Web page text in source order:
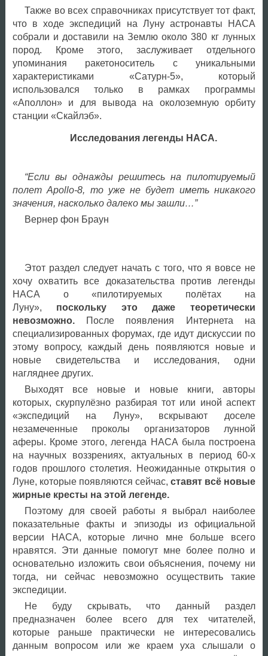
Также во всех справочниках присутствует тот факт,
что в ходе экспедиций на Луну астронавты НАСА
собрали и доставили на Землю около 380 кг лунных
пород. Кроме этого, заслуживает отдельного
упоминания ракетоноситель с уникальными
характеристиками «Сатурн-5», который
использовался только в рамках программы
«Аполлон» и для вывода на околоземную орбиту
станции «Скайлэб».
Исследования легенды НАСА.
“Если вы однажды решитесь на пилотируемый
полет Apollo-8, то уже не будет иметь никакого
значения, насколько далеко мы зашли…”
Вернер фон Браун
Этот раздел следует начать с того, что я вовсе не
хочу охватить все доказательства против легенды
НАСА о «пилотируемых полётах на
Луну», поскольку это даже теоретически
невозможно.
После появления Интернета на
специализированных форумах, где идут дискуссии по
этому вопросу, каждый день появляются новые и
новые свидетельства и исследования, одни
нагляднее других.
Выходят все новые и новые книги, авторы
которых, скурпулёзно разбирая тот или иной аспект
«экспедиций на Луну», вскрывают доселе
незамеченные проколы организаторов лунной
аферы. Кроме этого, легенда НАСА была построена
на научных воззрениях, актуальных в период 60-х
годов прошлого столетия. Неожиданные открытия о
Луне, которые появляются сейчас, ставят всё новые
жирные кресты на этой легенде.
Поэтому для своей работы я выбрал наиболее
показательные факты и эпизоды из официальной
версии НАСА, которые лично мне больше всего
нравятся. Эти данные помогут мне более полно и
основательно изложить свои объяснения, почему ни
тогда, ни сейчас невозможно осуществить такие
экспедиции.
Не буду скрывать, что данный раздел
предназначен более всего для тех читателей,
которые раньше практически не интересовались
данным вопросом или же краем уха слышали о